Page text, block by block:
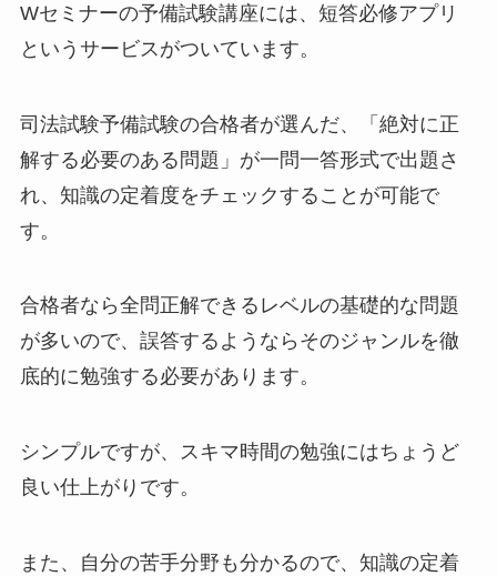
Wセミナーの予備試験講座には、短答必修アプリ
というサービスがついています。
司法試験予備試験の合格者が選んだ、「絶対に正
解する必要のある問題」が一問一答形式で出題さ
れ、知識の定着度をチェックすることが可能で
す。
合格者なら全問正解できるレベルの基礎的な問題
が多いので、誤答するようならそのジャンルを徹
底的に勉強する必要があります。
シンプルですが、スキマ時間の勉強にはちょうど
良い仕上がりです。
また、自分の苦手分野も分かるので、知識の定着